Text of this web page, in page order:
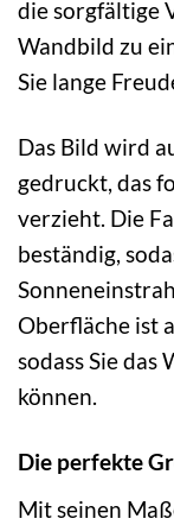
die sorgfältige
Wandbild zu
Sie lange
Das Bild wird
gedruckt, das
verzieht. Die
beständig,
Oberfläche ist
sodass Sie das
können.
Die perfekte
Mit seinen